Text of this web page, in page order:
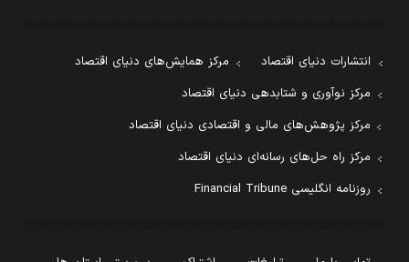
انتشارات دنیای اقتصاد
مرکز همایش‌های دنیای اقتصاد
مرکز نوآوری و شتابدهی دنیای اقتصاد
مرکز پژوهش‌های مالی و اقتصادی دنیای اقتصاد
مرکز راه حل‌های رسانه‌ای دنیای اقتصاد
روزنامه انگلیسی Financial Tribune